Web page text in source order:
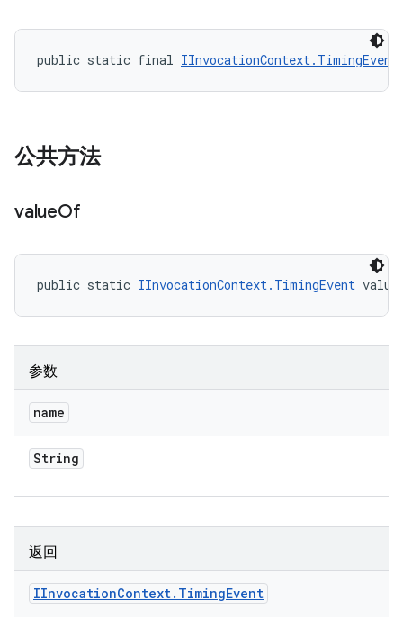
public static final IInvocationContext.TimingEvent
公共方法
valueOf
public static IInvocationContext.TimingEvent
参数
name
String
返回
IInvocationContext. TimingEvent